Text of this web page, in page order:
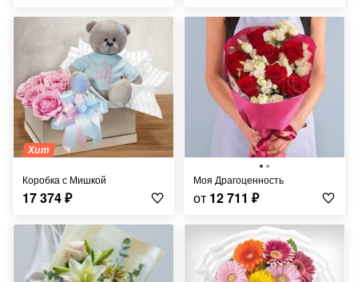
Хит
Коробка с Мишкой
17 374₽
Моя Драгоценность
от 12 711 ₽